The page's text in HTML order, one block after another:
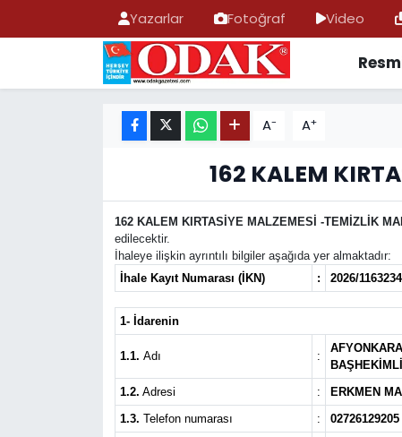
Yazarlar Fotoğraf Video
A- A+
162 KALEM
162 KALEM KIRTASİYE MALZEMESİ -TEMİZLİK
edilecektir.
İhaleye ilişkin ayrıntılı bilgiler aşağıda yer almaktadır:
İhale Kayıt Numarası (İKN)
: 2026/1163234
1- İdarenin
1.1. Adı :
1.2. Adresi :
ERKMEN
1.3. Telefon numarası :
02726129205
AFYONKARAHİSAR HABERLERİ
Resmi İlan
GÜNCEL
MAGAZİN
Nöbetçi Eczaneler
Hava Durumu
Süper Lig Puan Durumu ve Fikstür
Tüm Manşetler
Son Dakika Haberleri
Haber Arşivi